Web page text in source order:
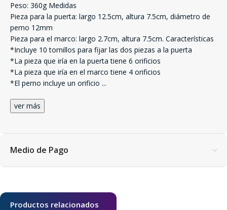
Peso: 360g Medidas
Pieza para la puerta: largo 12.5cm, altura 7.5cm, diámetro de
perno 12mm
Pieza para el marco: largo 2.7cm, altura 7.5cm. Características
*Incluye 10 tornillos para fijar las dos piezas a la puerta
*La pieza que iría en la puerta tiene 6 orificios
*La pieza que iría en el marco tiene 4 orificios
*El perno incluye un orificio ...
ver más
Medio de Pago
Productos relacionados